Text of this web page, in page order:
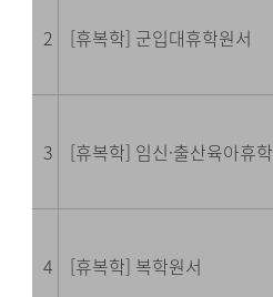
2 [휴복학] 군입대휴학원서
3 [휴복학] 임신·출산육아휴학
4 [휴복학] 복학원서